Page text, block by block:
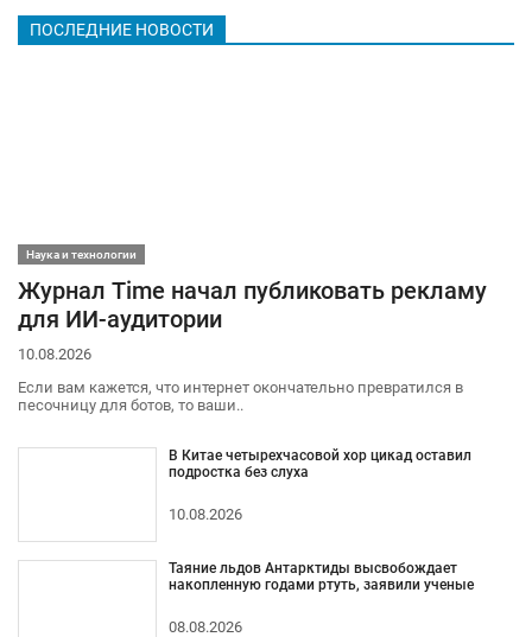
ПОСЛЕДНИЕ НОВОСТИ
Наука и технологии
Журнал Time начал публиковать рекламу
для ИИ-аудитории
10.08.2026
Если вам кажется, что интернет окончательно превратился в
песочницу для ботов, то ваши..
В Китае четырехчасовой хор цикад оставил
подростка без слуха
10.08.2026
Таяние льдов Антарктиды высвобождает
накопленную годами ртуть, заявили ученые
08.08.2026